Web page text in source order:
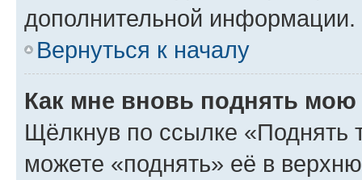
дополнительной информации.
Вернуться к началу
Как мне вновь поднять мою
Щёлкнув по ссылке «Поднять
можете «поднять» её в